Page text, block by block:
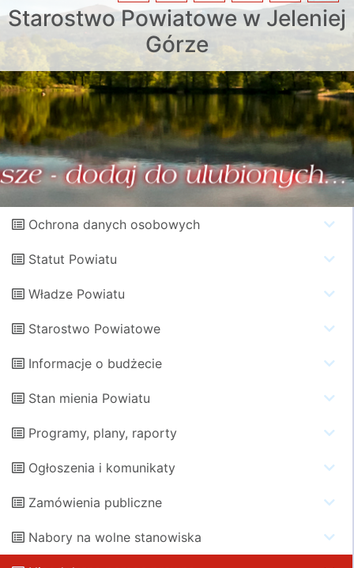
Starostwo Powiatowe w Jeleniej
Górze
Ochrona danych osobowych
Statut Powiatu
Władze Powiatu
Starostwo Powiatowe
Informacje o budżecie
Stan mienia Powiatu
Programy, plany, raporty
Ogłoszenia i komunikaty
Zamówienia publiczne
Nabory na wolne stanowiska